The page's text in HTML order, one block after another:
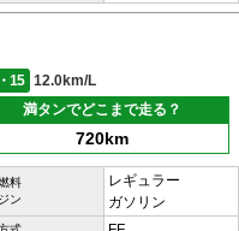
15
12.0km/L
満タンでどこまで走る？
720km
料
ン
レギュラー
ガソリン